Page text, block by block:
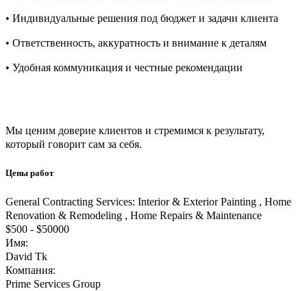
• Индивидуальные решения под бюджет и задачи клиента
• Ответственность, аккуратность и внимание к деталям
• Удобная коммуникация и честные рекомендации
Мы ценим доверие клиентов и стремимся к результату,
который говорит сам за себя.
Цены работ
General Contracting Services: Interior & Exterior Painting , Home
Renovation & Remodeling , Home Repairs & Maintenance
$500 - $50000
Имя:
David Tk
Компания:
Prime Services Group